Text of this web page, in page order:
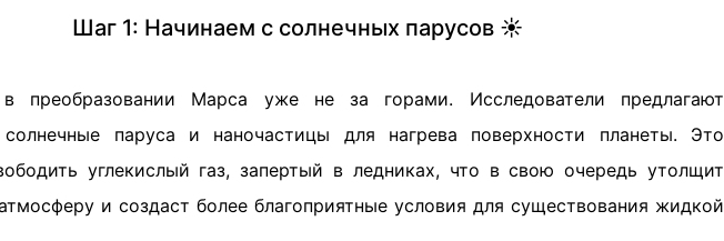
Шаг 1: Начинаем с солнечных парусов ☀️
преобразовании Марса уже не за горами. Исследователи предлагают
солнечные паруса и наночастицы для нагрева поверхности планеты. Это
углекислый газ, запертый в ледниках, что в свою очередь утолщит
и создаст более благоприятные условия для существования жидкой